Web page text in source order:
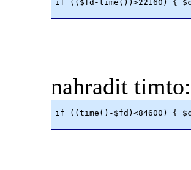
nahradit timto: